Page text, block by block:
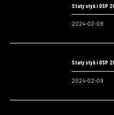
Statystyki OSP
2024-02-09
Statystyki OSP
2024-02-09